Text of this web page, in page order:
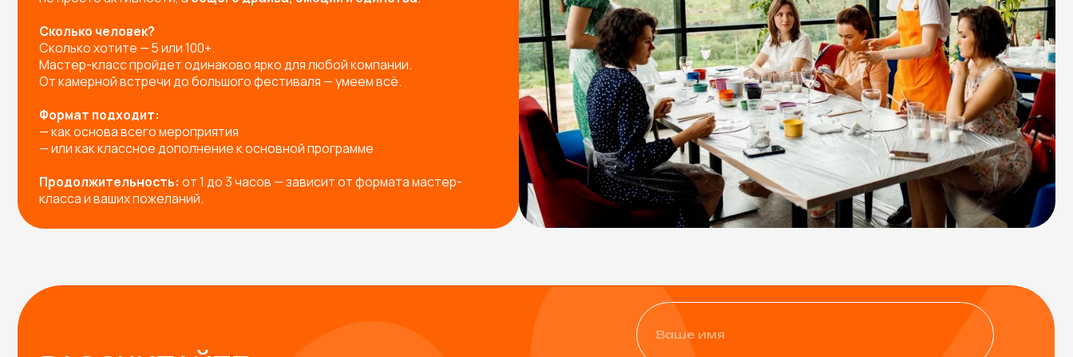
РАССЧИТАЙТЕ
МАСТЕР-КЛАСС НА
МЕРОПРИЯТИЕ!
Заполните форму — и мы предложим вам:
Индивидуальную разработку мастер-класса под ваш запрос
Подборку с расчетом под вашу задачу
+7
Физическое лицо
Юридическое лицо
Я согласен сполитикой конфиденциальности